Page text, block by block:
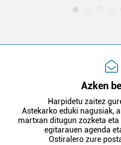
Azken
Harpidetu zaitez
Astekarko eduki nagusiak,
martxan ditugun zozketa
egitarauen agenda
Ostiralero zure